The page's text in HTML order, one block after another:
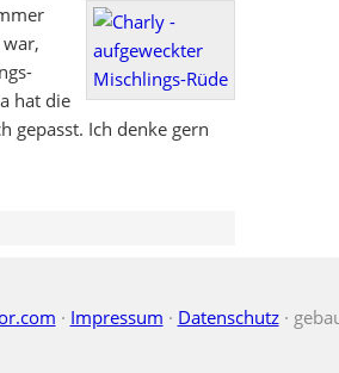
hat die
gepasst. Ich denke gern
· Impressum · Datenschutz·